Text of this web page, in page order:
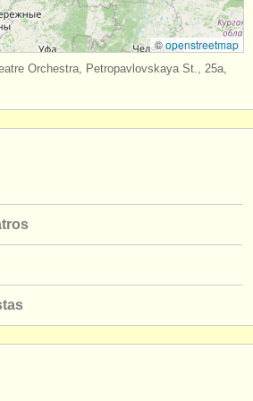
©openstreetmap
Orchestra, Petropavlovskaya St., 25a,